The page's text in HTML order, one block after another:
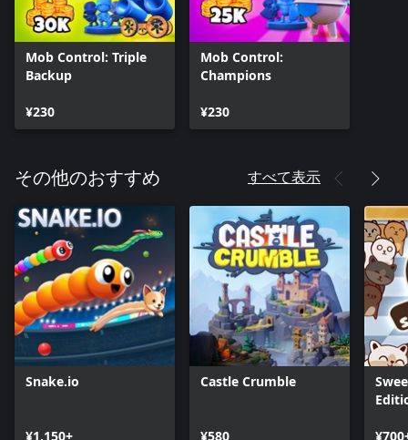
Mob Control: Triple
Backup
¥230
Mob Control:
Champions
¥230
その他のおすすめ すべて表示
Snake.io
¥1,150+
Castle Crumble
¥580